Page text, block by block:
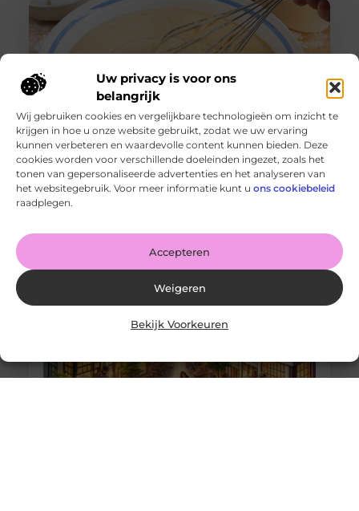
Uw privacy is voor ons
belangrijk
Wij gebruiken cookies en vergelijkbare technologieën om inzicht te
krijgen in hoe u onze website gebruikt, zodat we uw ervaring
kunnen verbeteren en waardevolle content kunnen bieden. Deze
cookies worden voor verschillende doeleinden ingezet, zoals het
tonen van gepersonaliseerde advertenties en het analyseren van
het websitegebruik. Voor meer informatie kunt u ons cookiebeleid
raadplegen.
Accepteren
Weigeren
Bekijk Voorkeuren
Mixen: de perfecte basis voor al je bakavonturen
Goed artikel? Deel hem dan op: Share on X (Twitter)
Share on Facebook Share on Pinterest Share on